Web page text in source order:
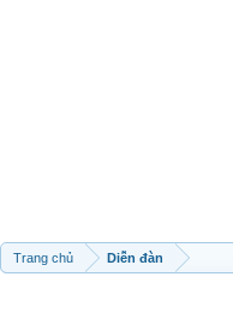
Trang chủ Diễn đàn